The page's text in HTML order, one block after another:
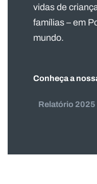
vidas de
famílias – em
mundo.
Conheça a
Relatório 2025